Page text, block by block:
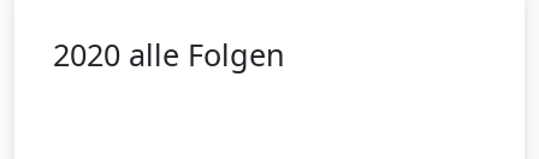
2020 alle Folgen